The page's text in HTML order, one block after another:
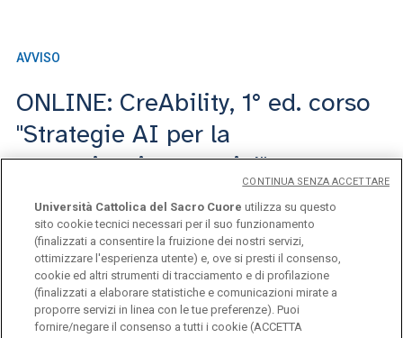
AVVISO
ONLINE: CreAbility, 1° ed. corso
"Strategie AI per la
comunicazione social"
1 di 9
Università Cattolica del Sacro Cuore utilizza su questo
sito cookie tecnici necessari per il suo funzionamento
(finalizzati a consentire la fruizione dei nostri servizi,
ottimizzare l'esperienza utente) e, ove si presti il consenso,
cookie ed altri strumenti di tracciamento e di profilazione
(finalizzati a elaborare statistiche e comunicazioni mirate a
proporre servizi in linea con le tue preferenze). Puoi
fornire/negare il consenso a tutti i cookie (ACCETTA
CONTINUA SENZA ACCETTARE